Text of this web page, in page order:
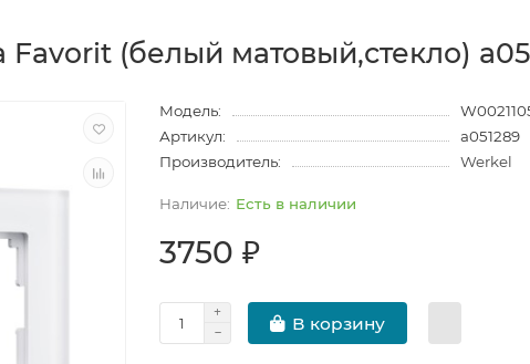
Favorit (белый матовый,стекло)
Модель:
Артикул:
a051289
Производитель:
Werkel
Есть в наличии
3750 ₽
В корзину